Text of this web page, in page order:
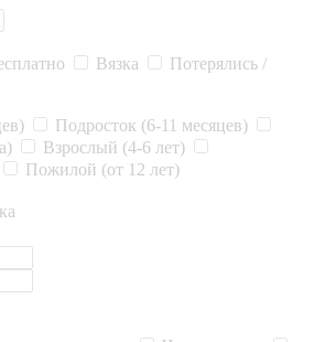
Вязка
Потерялись /
Подросток (6-11 месяцев)
Взрослый (4-6 лет)
Пожилой (от 12 лет)